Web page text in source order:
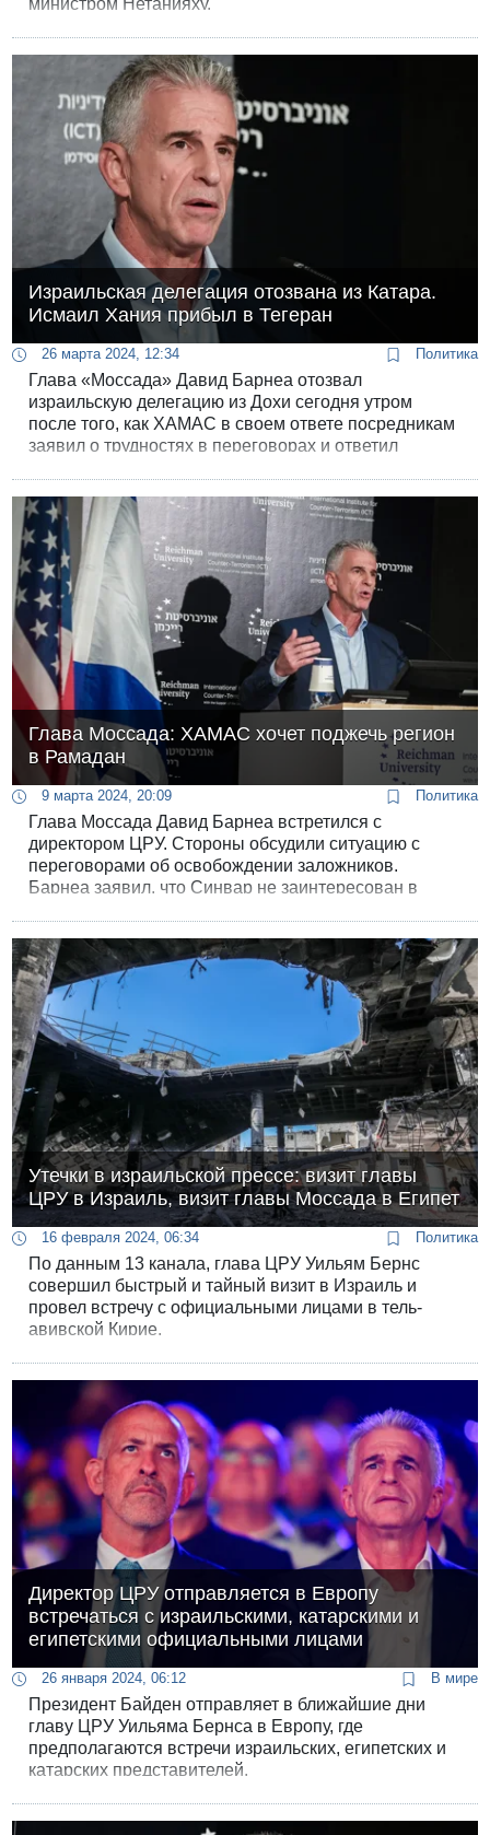
министром Нетанияху.
Израильская делегация отозвана из Катара.
Исмаил Хания прибыл в Тегеран
26 марта 2024, 12:34 Политика
Глава «Моссада» Давид Барнеа отозвал
израильскую делегацию из Дохи сегодня утром
после того, как ХАМАС в своем ответе посредникам
заявил о трудностях в переговорах и ответил
Глава Моссада: ХАМАС хочет поджечь регион
в Рамадан
9 марта 2024, 20:09 Политика
Глава Моссада Давид Барнеа встретился с
директором ЦРУ. Стороны обсудили ситуацию с
переговорами об освобождении заложников.
Барнеа заявил, что Синвар не заинтересован в
месяц Рамадан.
Утечки в израильской прессе: визит главы
ЦРУ в Израиль, визит главы Моссада в Египет
16 февраля 2024, 06:34 Политика
По данным 13 канала, глава ЦРУ Уильям Бернс
совершил быстрый и тайный визит в Израиль и
провел встречу с официальными лицами в тель-
авивской Кирие.
Директор ЦРУ отправляется в Европу
встречаться с израильскими, катарскими и
египетскими официальными лицами
26 января 2024, 06:12 В мире
Президент Байден отправляет в ближайшие дни
главу ЦРУ Уильяма Бернса в Европу, где
предполагаются встречи израильских, египетских и
катарских представителей.